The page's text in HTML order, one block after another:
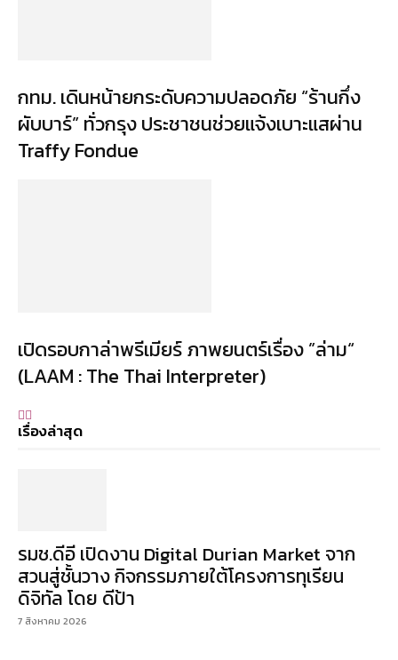
กทม. เดินหน้ายกระดับความปลอดภัย “ร้านกึ่ง
ผับบาร์” ทั่วกรุง ประชาชนช่วยแจ้งเบาะแสผ่าน
Traffy Fondue
เปิดรอบกาล่าพรีเมียร์ ภาพยนตร์เรื่อง ”ล่าม“
(LAAM : The Thai Interpreter)
เรื่องล่าสุด
รมช.ดีอี เปิดงาน Digital Durian Market จาก
สวนสู่ชั้นวาง กิจกรรมภายใต้โครงการทุเรียน
ดิจิทัล โดย ดีป้า
7 สิงหาคม 2026